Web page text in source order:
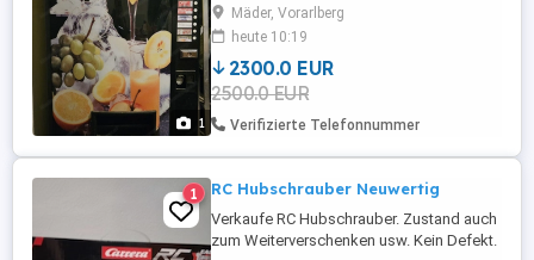
1
Mäder, Vorarlberg
heute 10:19
2300.0 EUR
2500.0 EUR
Verifizierte Telefonnummer
1 RC Hubschrauber Neuwertig
Verkaufe RC Hubschrauber. Zustand auch
zum Weiterverschenken usw. Kein Defekt.